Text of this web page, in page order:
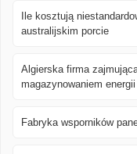
Ile kosztują
australijskim porcie
Algierska firma
magazynowaniem energii
Fabryka wsporników